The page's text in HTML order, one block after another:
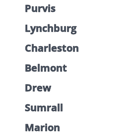
Purvis
Lynchburg
Charleston
Belmont
Drew
Sumrall
Marion